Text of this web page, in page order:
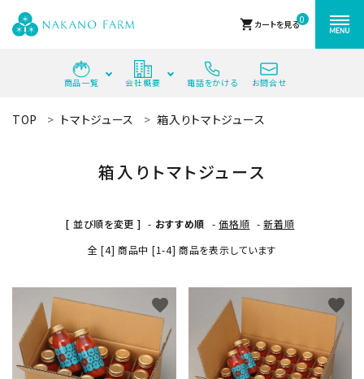
0
shopping_cart カートを見る
商品一覧 会社概要 電話をかける お問合せ
ACCOUNT MENU
person 新規会員登録
search
最近チェックした商品
中野ファームの商品
TOP トマトジュース 箱入りトマトジュース
箱入りトマトジュース
[ 並び順を変更 ] - おすすめ順 -価格順 -新着順
全 [4] 商品中 [1-4] 商品を表示しています
favorite favorite